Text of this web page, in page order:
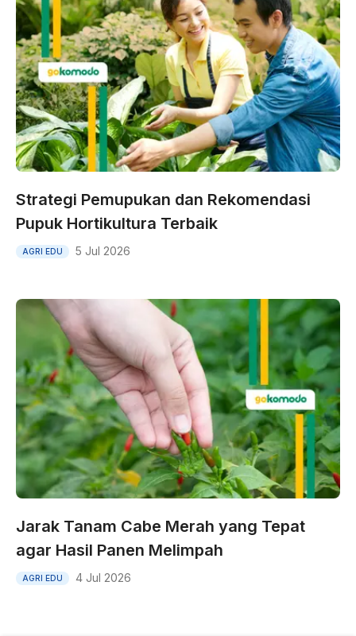
Strategi Pemupukan dan Rekomendasi
Pupuk Hortikultura Terbaik
AGRI EDU 5 Jul 2026
Jarak Tanam Cabe Merah yang Tepat
agar Hasil Panen Melimpah
AGRI EDU 4 Jul 2026